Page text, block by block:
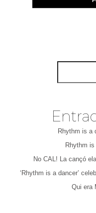
Rhythm is a
Rhythm
No CAL! La cançó
‘Rhythm is a dancer’
Qui era